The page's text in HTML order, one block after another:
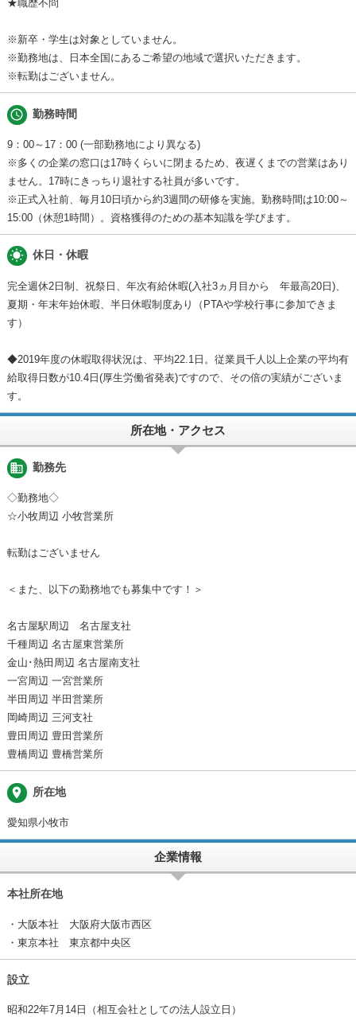
★職歴不問
※新卒・学生は対象としていません。
※勤務地は、日本全国にあるご希望の地域で選択いただきます。
※転勤はございません。
schedule 勤務時間
9：00～17：00 (一部勤務地により異なる)
※多くの企業の窓口は17時くらいに閉まるため、夜遅くまでの営業はあり
ません。17時にきっちり退社する社員が多いです。
※正式入社前、毎月10日頃から約3週間の研修を実施。勤務時間は10:00～
15:00（休憩1時間）。資格獲得のための基本知識を学びます。
wb_sunny 休日・休暇
完全週休2日制、祝祭日、年次有給休暇(入社3ヵ月目から 年最高20日)、
夏期・年末年始休暇、半日休暇制度あり（PTAや学校行事に参加できま
す）
◆2019年度の休暇取得状況は、平均22.1日。従業員千人以上企業の平均有
給取得日数が10.4日(厚生労働省発表)ですので、その倍の実績がございま
す。
所在地・アクセス
business 勤務先
◇勤務地◇
☆小牧周辺 小牧営業所
転勤はございません
＜また、以下の勤務地でも募集中です！＞
名古屋駅周辺 名古屋支社
千種周辺 名古屋東営業所
金山･熱田周辺 名古屋南支社
一宮周辺 一宮営業所
半田周辺 半田営業所
岡崎周辺 三河支社
豊田周辺 豊田営業所
豊橋周辺 豊橋営業所
place 所在地
愛知県小牧市
企業情報
本社所在地
・大阪本社 大阪府大阪市西区
・東京本社 東京都中央区
設立
昭和22年7月14日（相互会社としての法人設立日）